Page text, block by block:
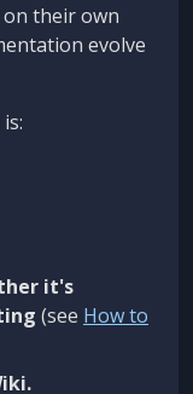
their own
evolve
it's
(see How to